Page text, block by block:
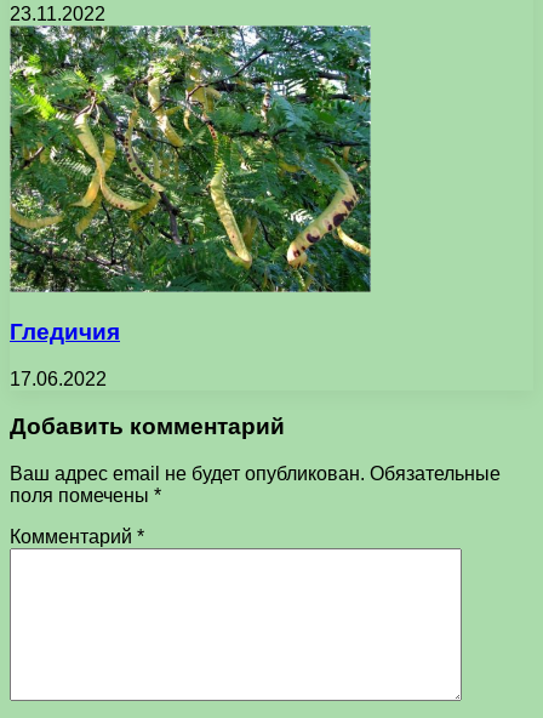
23.11.2022
Гледичия
17.06.2022
Добавить комментарий
Ваш адрес email не будет опубликован. Обязательные
поля помечены *
Комментарий *